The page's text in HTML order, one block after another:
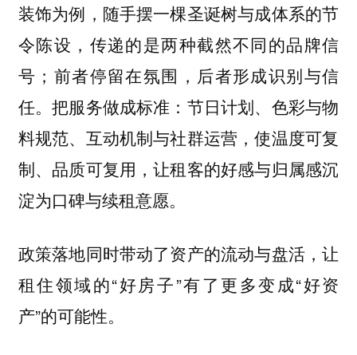
装饰为例，随手摆一棵圣诞树与成体系的节
令陈设，传递的是两种截然不同的品牌信
号；前者停留在氛围，后者形成识别与信
任。把服务做成标准：节日计划、色彩与物
料规范、互动机制与社群运营，使温度可复
制、品质可复用，让租客的好感与归属感沉
淀为口碑与续租意愿。
政策落地同时带动了资产的流动与盘活，让
租住领域的“好房子”有了更多变成“好资
产”的可能性。